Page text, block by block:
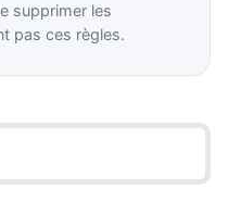
supprimer les
pas ces règles.